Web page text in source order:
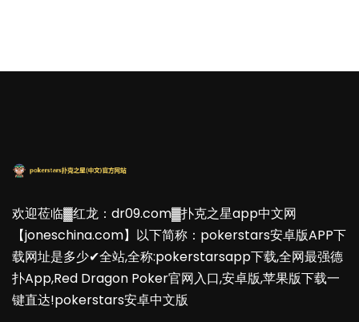
欢迎莅临▓红龙：dr09.com▓扑克之星app中文网
【joneschina.com】以下简称：pokerstars安卓版APP下
载网址是多少✔全站,全称:pokerstarsapp下载,全网最强德
扑App,Red Dragon Poker官网入口,安卓版,苹果版下载一
键直达!pokerstars安卓中文版